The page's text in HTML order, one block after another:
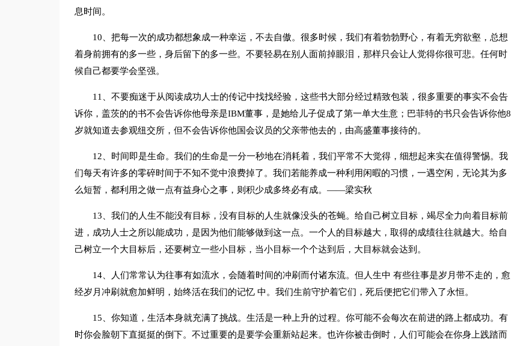
息时间。
10、把每一次的成功都想象成一种幸运，不去自傲。很多时候，我们有着勃勃野心，有着无穷欲壑，总想
着身前拥有的多一些，身后留下的多一些。不要轻易在别人面前掉眼泪，那样只会让人觉得你很可悲。任何时
候自己都要学会坚强。
11、不要痴迷于从阅读成功人士的传记中找找经验，这些书大部分经过精致包装，很多重要的事实不会告
诉你，盖茨的的书不会告诉你他母亲是IBM董事，是她给儿子促成了第一单大生意；巴菲特的书只会告诉你他8
岁就知道去参观纽交所，但不会告诉你他国会议员的父亲带他去的，由高盛董事接待的。
12、时间即是生命。我们的生命是一分一秒地在消耗着，我们平常不大觉得，细想起来实在值得警惕。我
们每天有许多的零碎时间于不知不觉中浪费掉了。我们若能养成一种利用闲暇的习惯，一遇空闲，无论其为多
么短暂，都利用之做一点有益身心之事，则积少成多终必有成。——梁实秋
13、我们的人生不能没有目标，没有目标的人生就像没头的苍蝇。给自己树立目标，竭尽全力向着目标前
进，成功人士之所以能成功，是因为他们能够做到这一点。一个人的目标越大，取得的成绩往往就越大。给自
己树立一个大目标后，还要树立一些小目标，当小目标一个个达到后，大目标就会达到。
14、人们常常认为往事有如流水，会随着时间的冲刷而付诸东流。但人生中 有些往事是岁月带不走的，愈
经岁月冲刷就愈加鲜明，始终活在我们的记忆 中。我们生前守护着它们，死后便把它们带入了永恒。
15、你知道，生活本身就充满了挑战。生活是一种上升的过程。你可能不会每次在前进的路上都成功。有
时你会脸朝下直挺挺的倒下。不过重要的是要学会重新站起来。也许你被击倒时，人们可能会在你身上践踏而